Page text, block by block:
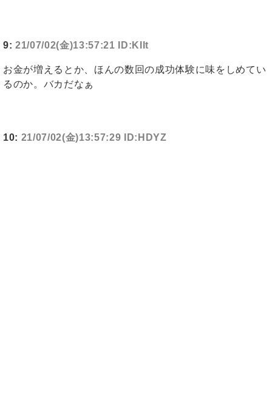
9: 21/07/02(金)13:57:21 ID:KIIt
お金が増えるとか、ほんの数回の成功体験に味をしめてい
るのか。バカだなぁ
10: 21/07/02(金)13:57:29 ID:HDYZ